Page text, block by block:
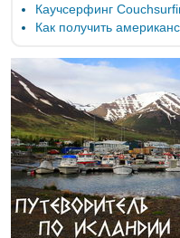
Каучсерфинг
Как получить